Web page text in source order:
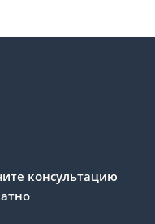
консультацию